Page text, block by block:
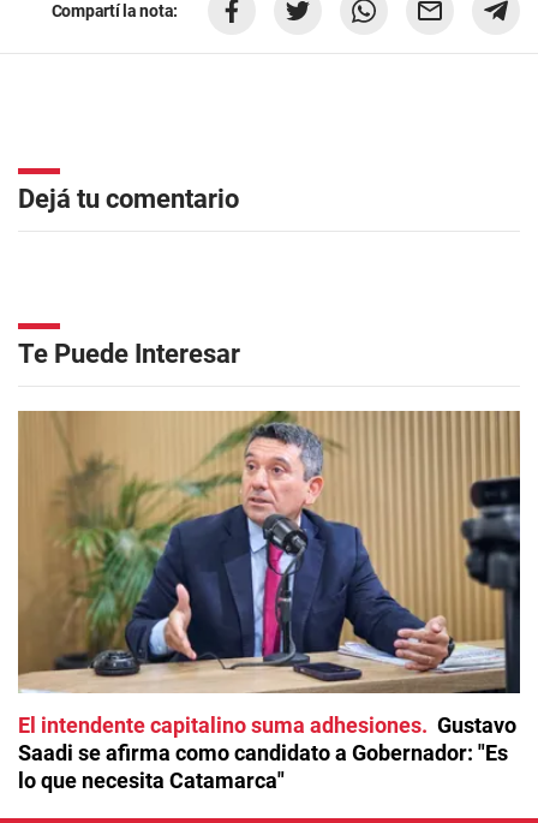
Compartí la nota:
Dejá tu comentario
Te Puede Interesar
El intendente capitalino suma adhesiones
Gustavo
Saadi se afirma como candidato a Gobernador: "Es
lo que necesita Catamarca"